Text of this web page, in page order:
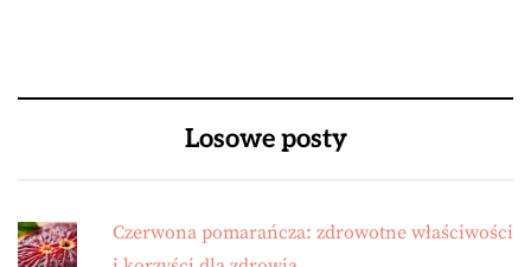
Losowe posty
Czerwona pomarańcza: zdrowotne właściwości